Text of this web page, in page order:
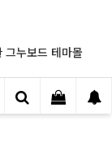
그누보드 테마몰